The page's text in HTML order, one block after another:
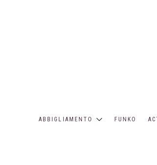
ABBIGLIAMENTO FUNKO